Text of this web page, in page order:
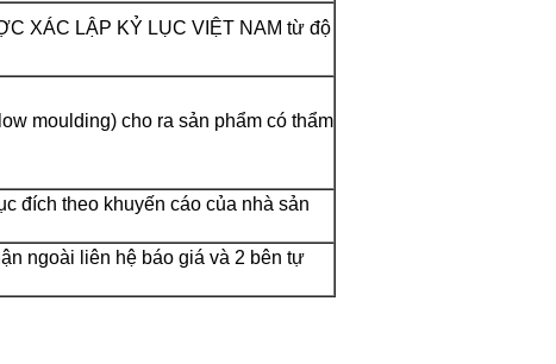
XÁC LẬP KỶ LỤC VIỆT NAM từ độ
moulding) cho ra sản phẩm có thẩm
đích theo khuyến cáo của nhà sản
ngoài liên hệ báo giá và 2 bên tự